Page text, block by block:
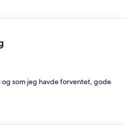
som jeg havde forventet, gode